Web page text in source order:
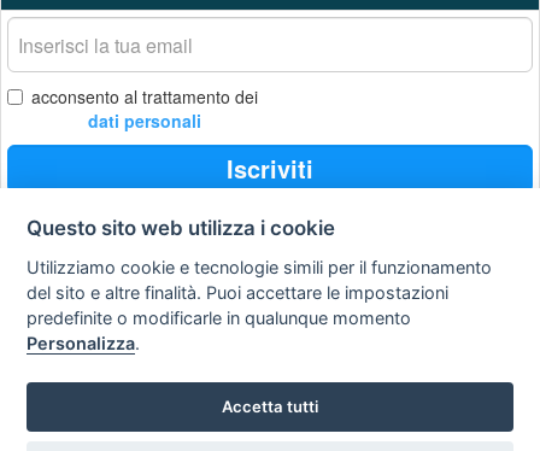
La
tua
email
acconsento al trattamento dei
dati personali
Iscriviti
Privacy
policy
Avviso
legale
Scrivici
Copyright © 2008
SVILUPPO TURISMO ITALIA S.r.L. unipersonale
Questo sito web utilizza i cookie
Utilizziamo cookie e tecnologie simili per il funzionamento
del sito e altre finalità. Puoi accettare le impostazioni
predefinite o modificarle in qualunque momento
Personalizza.
Accetta tutti